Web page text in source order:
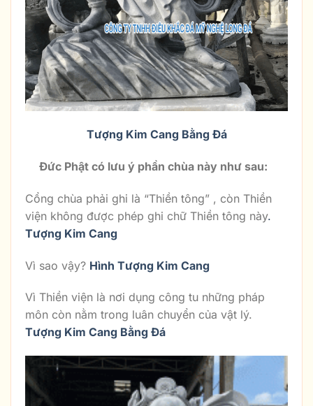
Tượng Kim Cang Bằng Đá
Đức Phật có lưu ý phần chùa này như sau:
Cổng chùa phải ghi là “Thiền tông” , còn Thiền
viện không được phép ghi chữ Thiền tông này.
Tượng Kim Cang
Vì sao vậy? Hình Tượng Kim Cang
Vì Thiền viện là nơi dụng công tu những pháp
môn còn nằm trong luân chuyển của vật lý.
Tượng Kim Cang Bằng Đá